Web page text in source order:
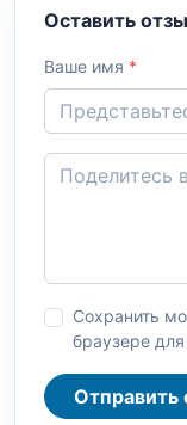
Оставить
Ваше имя *
Сохранить
браузере